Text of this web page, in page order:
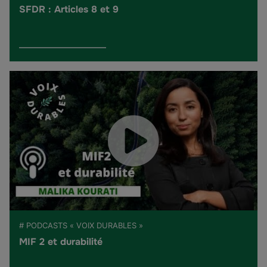
SFDR : Articles 8 et 9
# PODCASTS « VOIX DURABLES »
MIF 2 et durabilité